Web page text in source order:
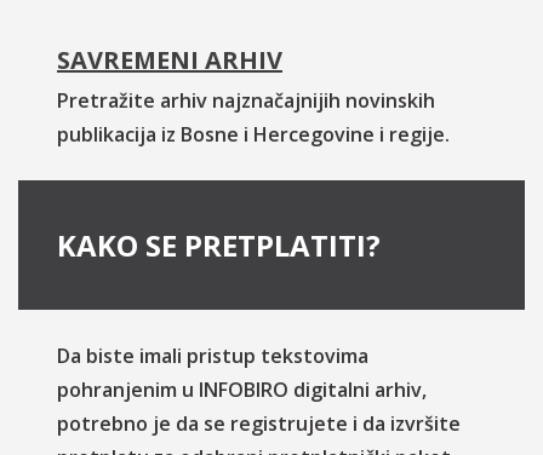
SAVREMENI ARHIV
Pretražite arhiv najznačajnijih novinskih
publikacija iz Bosne i Hercegovine i regije.
KAKO SE PRETPLATITI?
Da biste imali pristup tekstovima
pohranjenim u INFOBIRO digitalni arhiv,
potrebno je da se registrujete i da izvršite